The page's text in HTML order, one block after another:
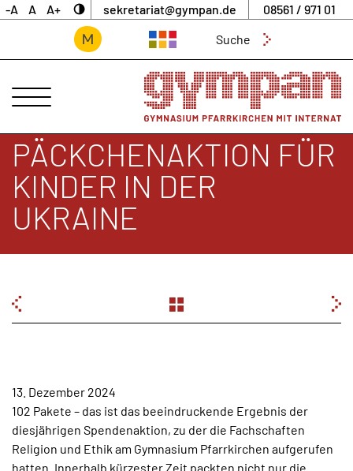
-A A A+ sekretariat@gympan.de
08561 / 971 01
nach:
ANSPRECHPARTNER
SCHULE
INTERNAT
UNTERNEHMERGYMNASIUM
SCHULLEBEN
KONTAKT
PÄCKCHENAKTION FÜR
KINDER IN DER
UKRAINE
BEITRAGSNAVIGATION
13. Dezember 2024
102 Pakete – das ist das beeindruckende Ergebnis der
diesjährigen Spendenaktion, zu der die Fachschaften
Religion und Ethik am Gymnasium Pfarrkirchen aufgerufen
hatten. Innerhalb kürzester Zeit packten nicht nur die